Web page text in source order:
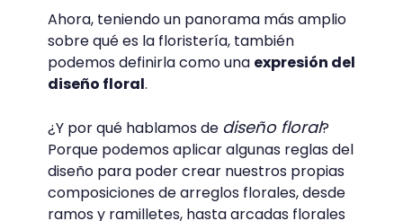
Fuente: moovemag.com
La floristería como
expresión del diseño floral